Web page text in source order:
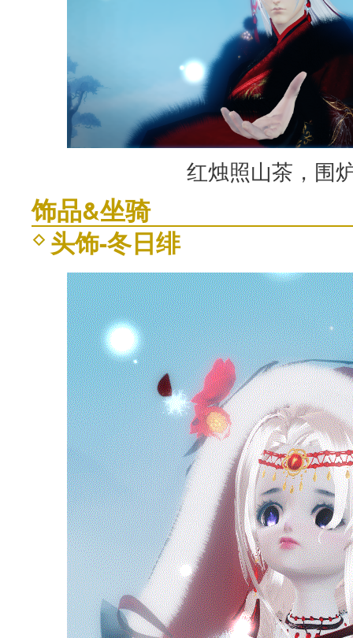
红烛照山茶，围
饰品&坐骑
头饰-冬日绯